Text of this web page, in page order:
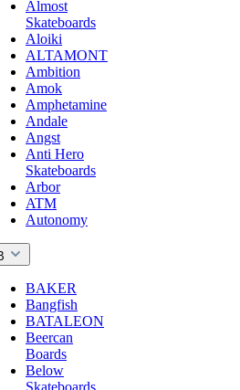
Almost
Skateboards
Aloiki
ALTAMONT
Ambition
Amok
Amphetamine
Andale
Angst
Anti Hero
Skateboards
Arbor
ATM
Autonomy
BAKER
Bangfish
BATALEON
Beercan
Boards
Below